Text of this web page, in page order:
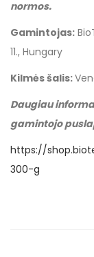
normos.
Gamintojas:
11., Hungary
Kilmės šalis:
Daugiau
gamintojo
https://
300-g